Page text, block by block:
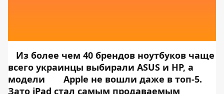
Из более чем 40 брендов ноутбуков чаще
всего украинцы выбирали ASUS и HP, а
модели
Apple не вошли даже в топ-5.
Зато iPad стал самым продаваемым